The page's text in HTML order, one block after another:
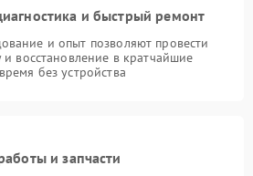
и быстрый ремонт
и опыт позволяют провести
и восстановление в кратчайшие
без устройства
и запчасти